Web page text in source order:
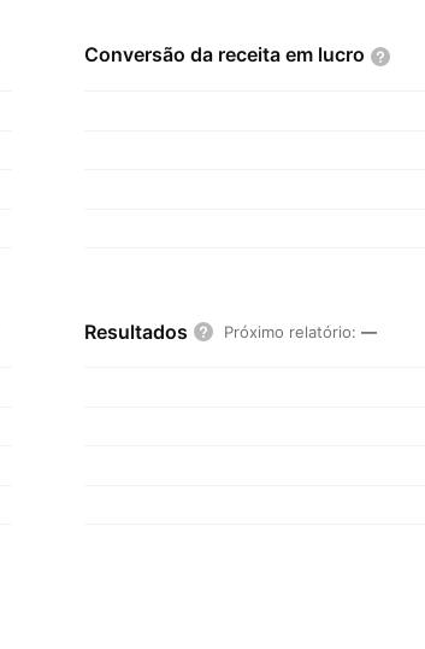
Conversão da receita em lucro
Resultados Próximo relatório: —